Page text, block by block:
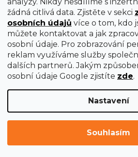
žádná citlivá data. Zjistěte v sekci
osobních údajů více o tom, kdo
můžete kontaktovat a jak
osobní údaje. Pro zobrazování
reklam využíváme služby
dalších partnerů. Jakým
osobní údaje Google zjistíte zde.
Nastavení
Souhlasím
nastavení cookies